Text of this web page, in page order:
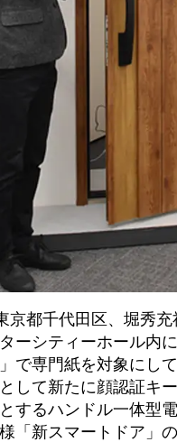
京都千代田区、堀秀
ーシティーホール内
で専門紙を対象にし
して新たに顔認証キ
するハンドル一体型
「新スマートドア」